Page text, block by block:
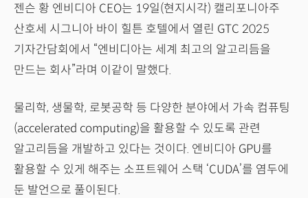
젠슨 황 엔비디아 CEO는 19일(현지시각) 캘리포니아주
산호세 시그니아 바이 힐튼 호텔에서 열린 GTC 2025
기자간담회에서 “엔비디아는 세계 최고의 알고리듬을
만드는 회사”라며 이같이 말했다.
물리학, 생물학, 로봇공학 등 다양한 분야에서 가속 컴퓨팅
(accelerated computing)을 활용할 수 있도록 관련
알고리듬을 개발하고 있다는 것이다. 엔비디아 GPU를
활용할 수 있게 해주는 소프트웨어 스택 ‘CUDA’를 염두에
둔 발언으로 풀이된다.